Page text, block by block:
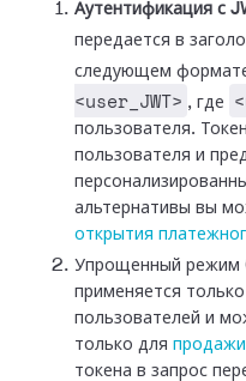
Аутентификация с
передается в
следующем
<user_JWT> , где
пользователя.
пользователя и
альтернативы вы
открытия
Упрощенный режим
применяется
пользователей и
только для
токена в запрос